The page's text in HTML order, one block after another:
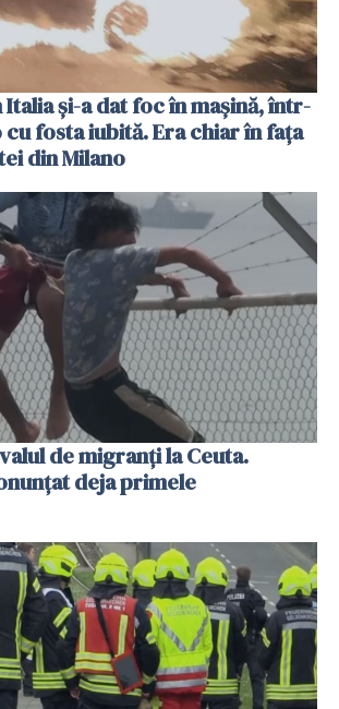
și-a dat foc în mașină, într-
fosta iubită. Era chiar în fața
din Milano
de migranți la Ceuta.
deja primele